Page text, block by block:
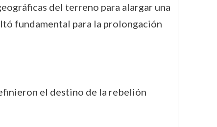
del terreno para alargar una
fundamental para la prolongación
el destino de la rebelión